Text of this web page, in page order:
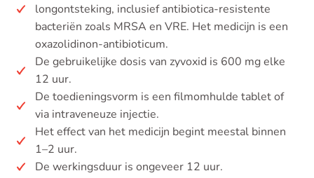
longontsteking, inclusief antibiotica-resistente
bacteriën zoals MRSA en VRE. Het medicijn is een
oxazolidinon-antibioticum.
De gebruikelijke dosis van zyvoxid is 600 mg elke
12 uur.
De toedieningsvorm is een filmomhulde tablet of
via intraveneuze injectie.
Het effect van het medicijn begint meestal binnen
1–2 uur.
De werkingsduur is ongeveer 12 uur.